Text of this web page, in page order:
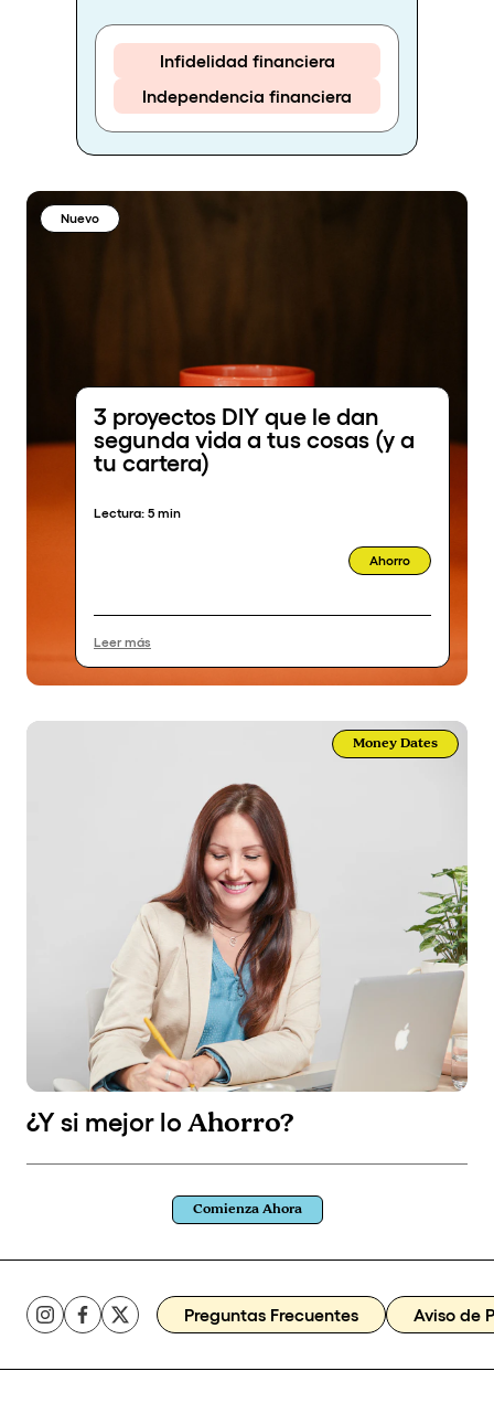
Infidelidad financiera
Independencia financiera
Nuevo
Lectura: 5 min
3 proyectos DIY que le dan
segunda vida a tus cosas (y a
tu cartera)
Ahorro
Leer más
Money Dates
¿Y si mejor lo Ahorro?
Comienza Ahora
Preguntas Frecuentes Aviso de